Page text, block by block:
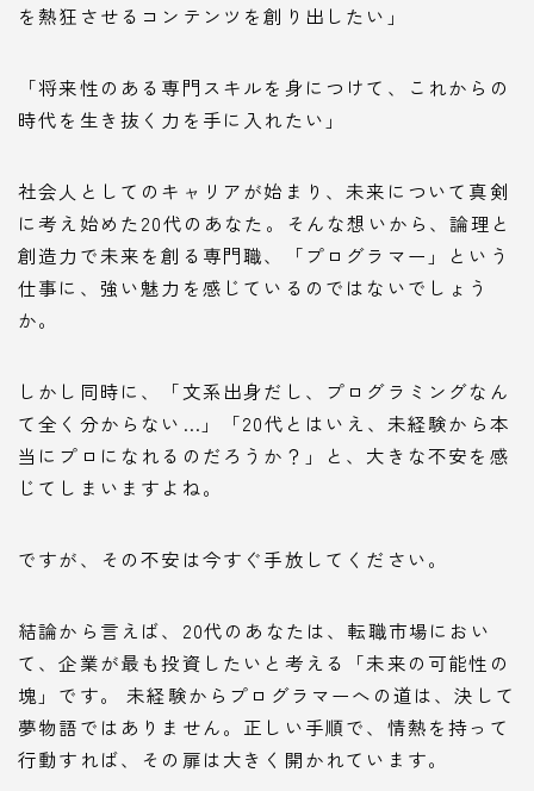
を熱狂させるコンテンツを創り出したい」
「将来性のある専門スキルを身につけて、これからの
時代を生き抜く力を手に入れたい」
社会人としてのキャリアが始まり、未来について真剣
に考え始めた20代のあなた。そんな想いから、論理と
創造力で未来を創る専門職、「プログラマー」という
仕事に、強い魅力を感じているのではないでしょう
か。
しかし同時に、「文系出身だし、プログラミングなん
て全く分からない…」「20代とはいえ、未経験から本
当にプロになれるのだろうか？」と、大きな不安を感
じてしまいますよね。
ですが、その不安は今すぐ手放してください。
結論から言えば、20代のあなたは、転職市場におい
て、企業が最も投資したいと考える「未来の可能性の
塊」です。 未経験からプログラマーへの道は、決して
夢物語ではありません。正しい手順で、情熱を持って
行動すれば、その扉は大きく開かれています。